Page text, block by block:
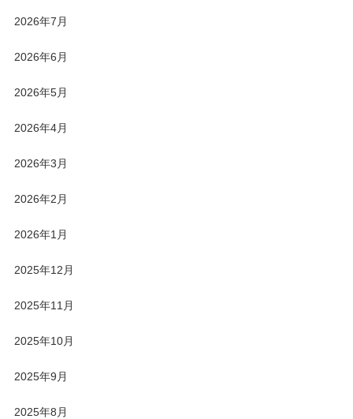
2026年7月
2026年6月
2026年5月
2026年4月
2026年3月
2026年2月
2026年1月
2025年12月
2025年11月
2025年10月
2025年9月
2025年8月